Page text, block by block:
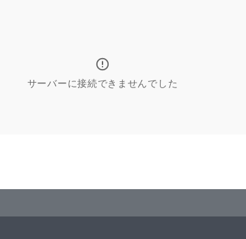
サーバーに接続できませんでした